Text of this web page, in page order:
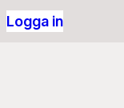
Logga in